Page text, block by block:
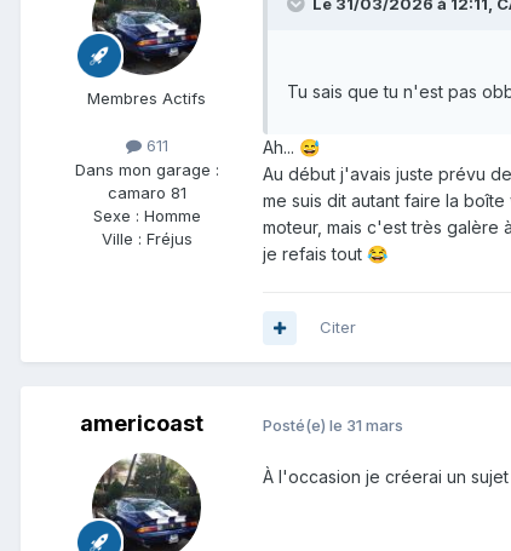
Membres Actifs
611
Dans mon garage :
camaro 81
Sexe : Homme
Ville : Fréjus
Le 31/03/2026 à 12:11,
Tu sais que tu n'est pas
Ah... 😅
Au début j'avais juste prévu
me suis dit autant faire la
moteur, mais c'est très galère
je refais tout 😂
Citer
americoast Posté(e) le 31 mars
À l'occasion je créerai un